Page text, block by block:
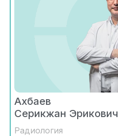
Ахбаев
Серикжан Эрикович
Радиология